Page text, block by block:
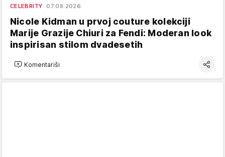
CELEBRITY 07.08.2026.
Nicole Kidman u prvoj couture kolekciji
Marije Grazije Chiuri za Fendi: Moderan look
inspirisan stilom dvadesetih
Komentariši